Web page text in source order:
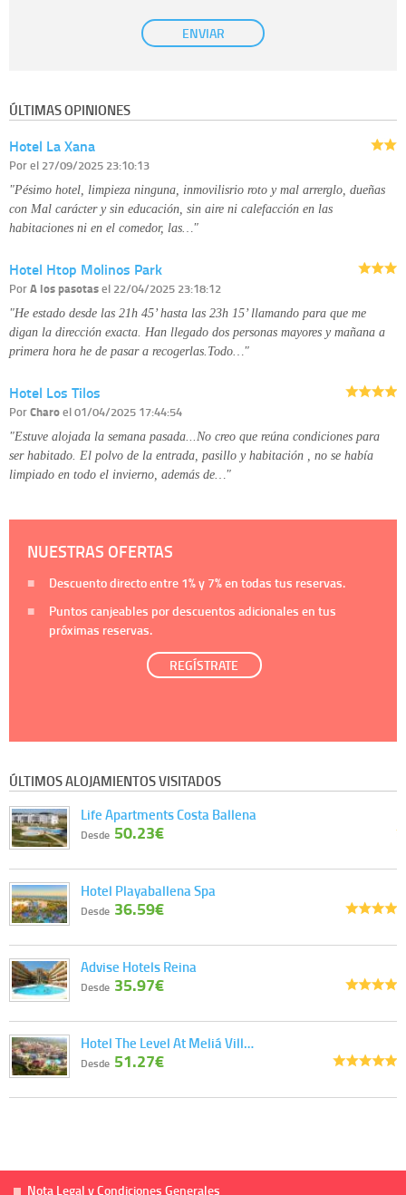
únicamente trataremos sus datos con su consentimiento
previo, que podrá facilitarnos mediante la casilla correspondiente
Derechos:tiene derecho a saber qué información tenemos sobre usted,
disponible en nuestra página web.
Información complementaria:
ENVIAR
ÚLTIMAS OPINIONES
Hotel La Xana
Porel 27/09/2025 23:10:13
"Pésimo hotel, limpieza ninguna, inmovilisrio roto y mal arrerglo, dueñas
con Mal carácter y sin educación, sin aire ni calefacción en las
habitaciones ni en el comedor, las…"
Hotel Htop Molinos Park
PorA los pasotasel 22/04/2025 23:18:12
"He estado desde las 21h 45’ hasta las 23h 15’ llamando para que me
digan la dirección exacta. Han llegado dos personas mayores y mañana a
primera hora he de pasar a recogerlas.Todo…"
Hotel Los Tilos
PorCharoel 01/04/2025 17:44:54
"Estuve alojada la semana pasada...No creo que reúna condiciones para
ser habitado. El polvo de la entrada, pasillo y habitación , no se había
limpiado en todo el invierno, además de…"
NUESTRAS OFERTAS
Descuento directo entre 1%y 7%en todas tus reservas.
Puntos canjeables por descuentos adicionales en tus
próximas reservas.
REGÍSTRATE
ÚLTIMOS ALOJAMIENTOS VISITADOS
Life Apartments Costa Ballena
Desde 50.23€
Hotel Playaballena Spa
Desde 36.59€
Advise Hotels Reina
Desde 35.97€
Hotel The Level At Meliá Vill…
Desde 51.27€
Nota Legal y Condiciones Generales